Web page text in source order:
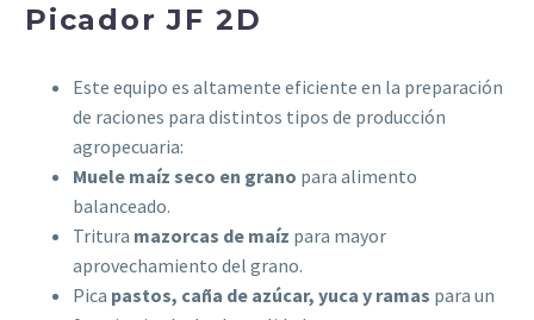
Picador JF 2D
Este equipo es altamente eficiente en la preparación
de raciones para distintos tipos de producción
agropecuaria:
Muele maíz seco en grano para alimento
balanceado.
Tritura mazorcas de maíz para mayor
aprovechamiento del grano.
Pica pastos, caña de azúcar, yuca y ramas para un